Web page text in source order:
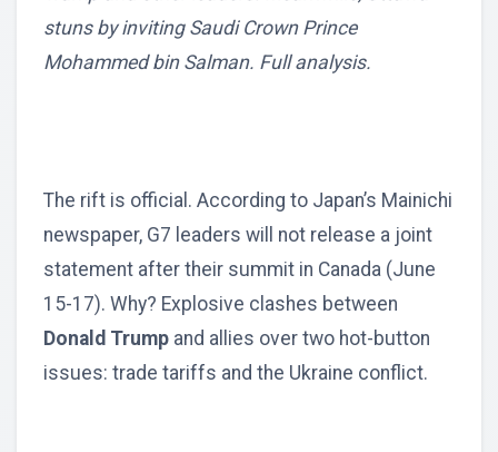
stuns by inviting Saudi Crown Prince
Mohammed bin Salman. Full analysis.
The rift is official. According to Japan’s Mainichi
newspaper, G7 leaders will not release a joint
statement after their summit in Canada (June
15-17). Why? Explosive clashes between
Donald Trump and allies over two hot-button
issues: trade tariffs and the Ukraine conflict.